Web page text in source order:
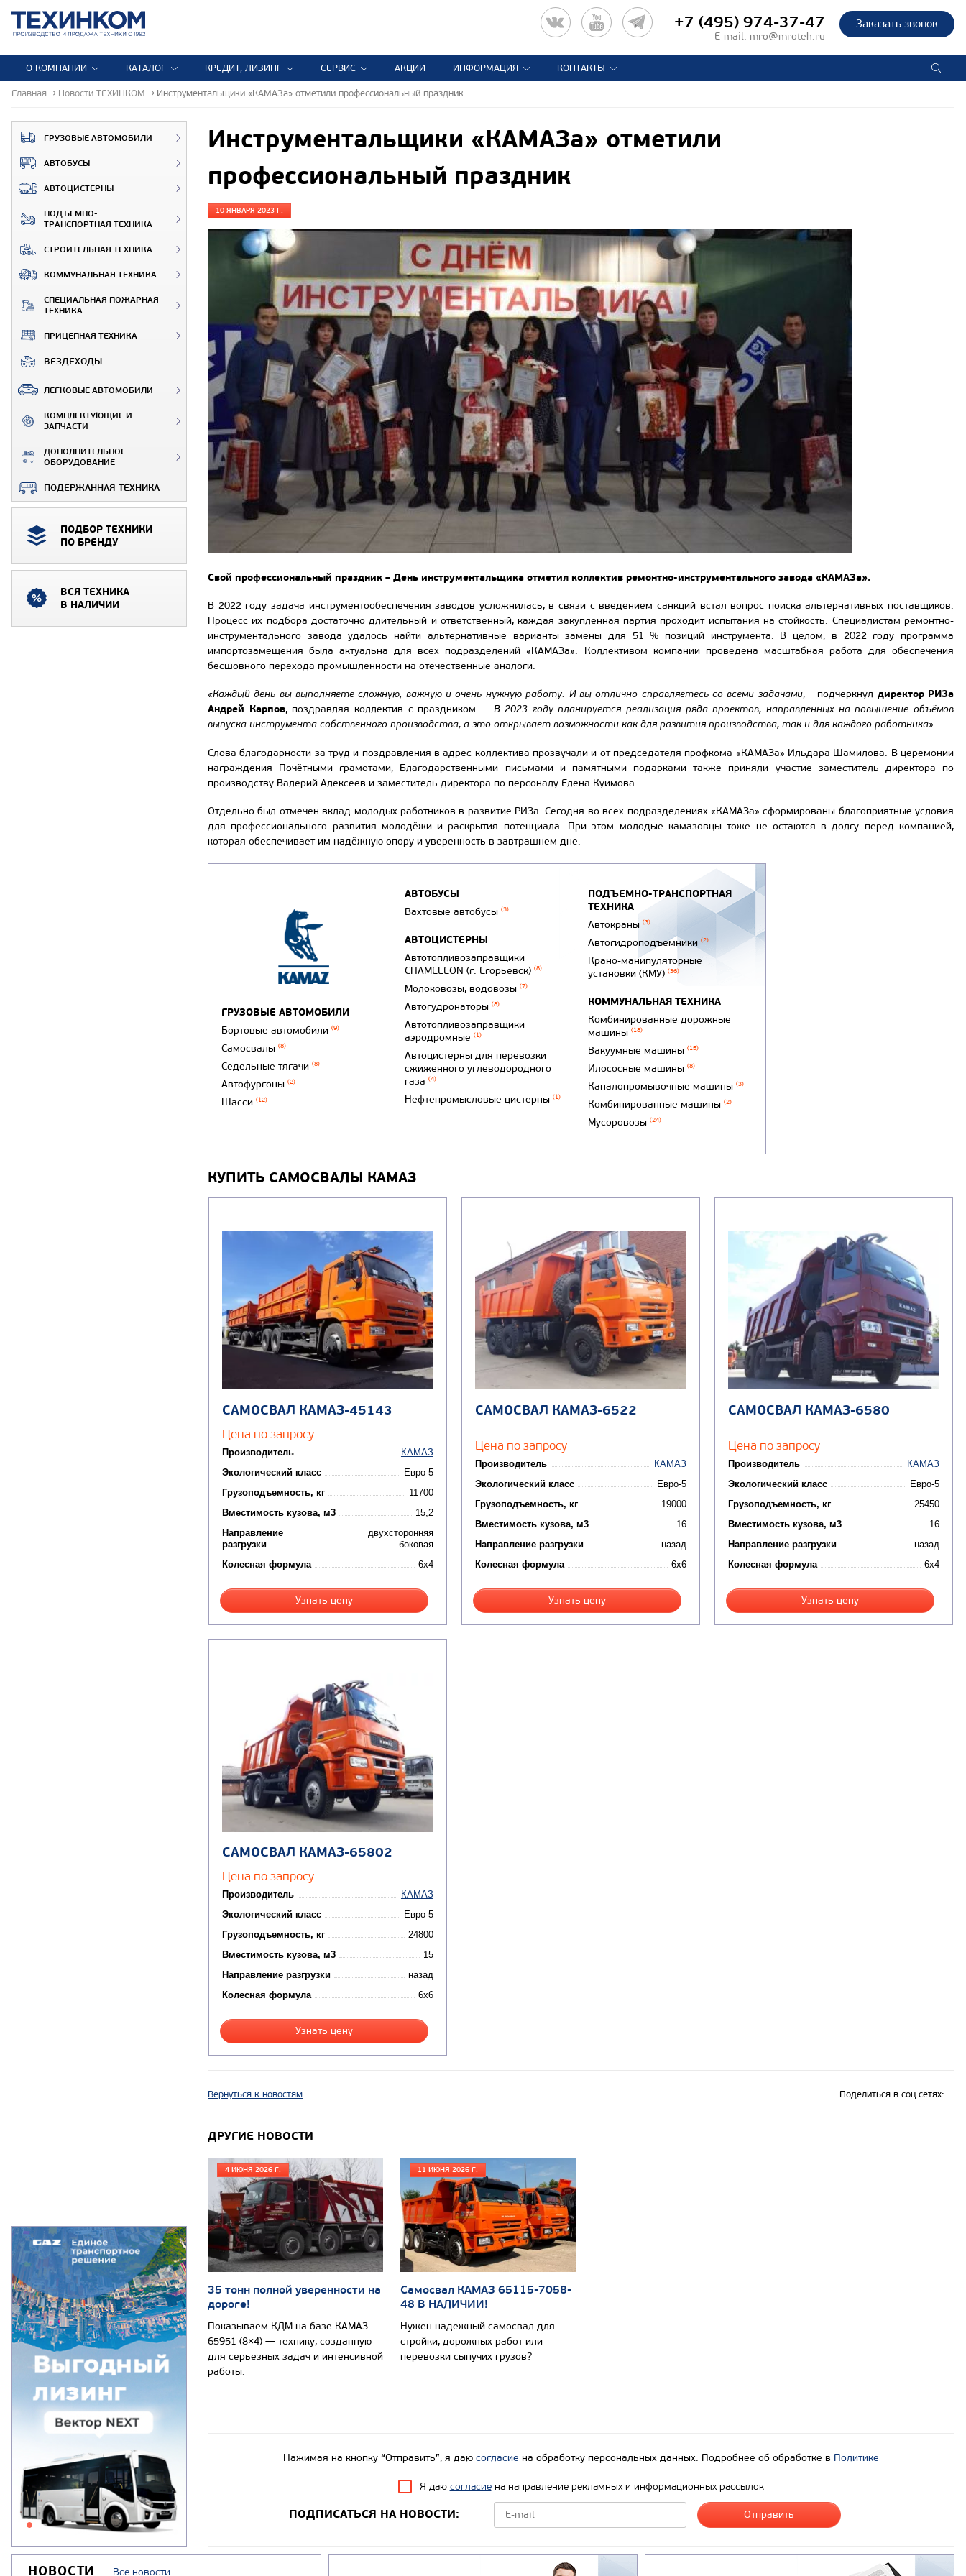
Заказать звонок
+7 (495) 974-37-47
E-mail: mro@mroteh.ru
О КОМПАНИИ КАТАЛОГ КРЕДИТ, ЛИЗИНГ СЕРВИС АКЦИИ ИНФОРМАЦИЯ КОНТАКТЫ
Главная Новости ТЕХИНКОМ Инструментальщики «КАМАЗа» отметили профессиональный праздник
ГРУЗОВЫЕ АВТОМОБИЛИ
АВТОБУСЫ
АВТОЦИСТЕРНЫ
ПОДЪЕМНО-
ТРАНСПОРТНАЯ ТЕХНИКА
СТРОИТЕЛЬНАЯ ТЕХНИКА
КОММУНАЛЬНАЯ ТЕХНИКА
СПЕЦИАЛЬНАЯ ПОЖАРНАЯ
ТЕХНИКА
ПРИЦЕПНАЯ ТЕХНИКА
ВЕЗДЕХОДЫ
ЛЕГКОВЫЕ АВТОМОБИЛИ
КОМПЛЕКТУЮЩИЕ И
ЗАПЧАСТИ
ДОПОЛНИТЕЛЬНОЕ
ОБОРУДОВАНИЕ
ПОДЕРЖАННАЯ ТЕХНИКА
ПОДБОР ТЕХНИКИ
ПО БРЕНДУ
ВСЯ ТЕХНИКА
В НАЛИЧИИ
Инструментальщики «КАМАЗа» отметили
профессиональный праздник
10 ЯНВАРЯ 2023 Г.
Свой профессиональный праздник – День инструментальщика отметил коллектив ремонтно-инструментального завода «КАМАЗа».
В 2022 году задача инструментообеспечения заводов усложнилась, в связи с введением санкций встал вопрос поиска альтернативных поставщиков.
Процесс их подбора достаточно длительный и ответственный, каждая закупленная партия проходит испытания на стойкость. Специалистам ремонтно-
инструментального завода удалось найти альтернативные варианты замены для 51 % позиций инструмента. В целом, в 2022 году программа
импортозамещения была актуальна для всех подразделений «КАМАЗа». Коллективом компании проведена масштабная работа для обеспечения
бесшовного перехода промышленности на отечественные аналоги.
«Каждый день вы выполняете сложную, важную и очень нужную работу. И вы отлично справляетесь со всеми задачами, – подчеркнул директор РИЗа
Андрей Карпов, поздравляя коллектив с праздником. – В 2023 году планируется реализация ряда проектов, направленных на повышение объёмов
выпуска инструмента собственного производства, а это открывает возможности как для развития производства, так и для каждого работника».
Слова благодарности за труд и поздравления в адрес коллектива прозвучали и от председателя профкома «КАМАЗа» Ильдара Шамилова. В церемонии
награждения Почётными грамотами, Благодарственными письмами и памятными подарками также приняли участие заместитель директора по
производству Валерий Алексеев и заместитель директора по персоналу Елена Куимова.
Отдельно был отмечен вклад молодых работников в развитие РИЗа. Сегодня во всех подразделениях «КАМАЗа» сформированы благоприятные условия
для профессионального развития молодёжи и раскрытия потенциала. При этом молодые камазовцы тоже не остаются в долгу перед компанией,
которая обеспечивает им надёжную опору и уверенность в завтрашнем дне.
ГРУЗОВЫЕ АВТОМОБИЛИ
Бортовые автомобили (9)
Самосвалы (8)
Седельные тягачи (8)
Автофургоны (2)
Шасси (12)
АВТОБУСЫ
Вахтовые автобусы (3)
АВТОЦИСТЕРНЫ
Автотопливозаправщики
CHAMELEON (г. Егорьевск) (8)
Молоковозы, водовозы (7)
Автогудронаторы (8)
Автотопливозаправщики
аэродромные (1)
Автоцистерны для перевозки
сжиженного углеводородного
газа (4)
Нефтепромысловые цистерны (1)
ПОДЪЕМНО-ТРАНСПОРТНАЯ
ТЕХНИКА
Автокраны (3)
Автогидроподъемники (2)
Крано-манипуляторные
установки (КМУ) (36)
КОММУНАЛЬНАЯ ТЕХНИКА
Комбинированные дорожные
машины (18)
Вакуумные машины (15)
Илососные машины (8)
Каналопромывочные машины (3)
Комбинированные машины (2)
Мусоровозы (24)
КУПИТЬ САМОСВАЛЫ КАМАЗ
САМОСВАЛ КАМАЗ-45143
Цена по запросу
Производитель
КАМАЗ
Экологический класс
Евро-5
Грузоподъемность, кг
11700
Вместимость кузова, м3
15,2
Направление
разгрузки
двухсторонняя
боковая
Колесная формула
6x4
Узнать цену
САМОСВАЛ КАМАЗ-6522
Цена по запросу
Производитель
КАМАЗ
Экологический класс
Евро-5
Грузоподъемность, кг
19000
Вместимость кузова, м3
16
Направление разгрузки
назад
Колесная формула
6x6
Узнать цену
САМОСВАЛ КАМАЗ-6580
Цена по запросу
Производитель
КАМАЗ
Экологический класс
Евро-5
Грузоподъемность, кг
25450
Вместимость кузова, м3
16
Направление разгрузки
назад
Колесная формула
6x4
Узнать цену
САМОСВАЛ КАМАЗ-65802
Цена по запросу
Производитель
КАМАЗ
Экологический класс
Евро-5
Грузоподъемность, кг
24800
Вместимость кузова, м3
15
Направление разгрузки
назад
Колесная формула
6x6
Узнать цену
Вернуться к новостям Поделиться в соц.сетях:
ДРУГИЕ НОВОСТИ
4 ИЮНЯ 2026 Г.
35 тонн полной уверенности на
дороге!
Показываем КДМ на базе КАМАЗ
65951 (8×4) — технику, созданную
для серьезных задач и интенсивной
работы.
11 ИЮНЯ 2026 Г.
Самосвал КАМАЗ 65115-7058-
48 В НАЛИЧИИ!
Нужен надежный самосвал для
стройки, дорожных работ или
перевозки сыпучих грузов?
Нажимая на кнопку “Отправить”, я даю согласие на обработку персональных данных. Подробнее об обработке в Политике
Я даю согласиена направление рекламных и информационных рассылок
ПОДПИСАТЬСЯ НА НОВОСТИ:
НОВОСТИ Все новости